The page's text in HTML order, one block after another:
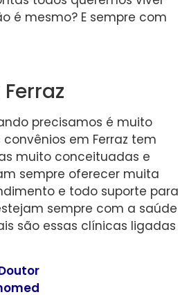
é mesmo? E sempre com
precisamos é muito
em Ferraz tem
muito conceituadas e
sempre oferecer muita
e todo suporte para
sempre com a saúde
são essas clínicas ligadas